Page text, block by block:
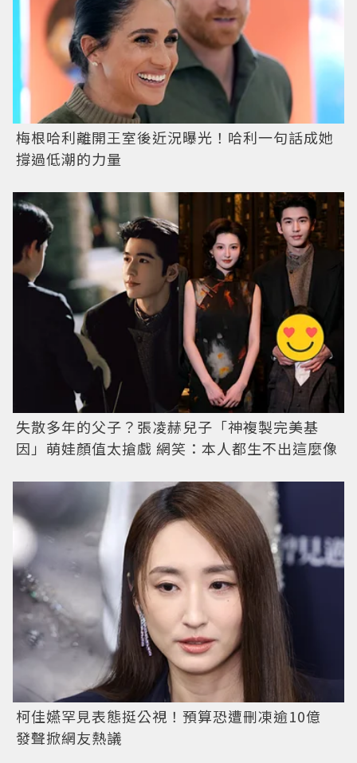
梅根哈利離開王室後近況曝光！哈利一句話成她
撐過低潮的力量
失散多年的父子？張凌赫兒子「神複製完美基
因」萌娃顏值太搶戲 網笑：本人都生不出這麼像
柯佳嬿罕見表態挺公視！預算恐遭刪凍逾10億
發聲掀網友熱議